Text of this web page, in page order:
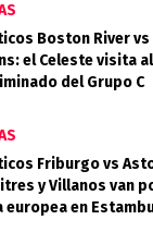
Boston River vs
el Celeste visita al
del Grupo C
Friburgo vs
y Villanos van
europea en